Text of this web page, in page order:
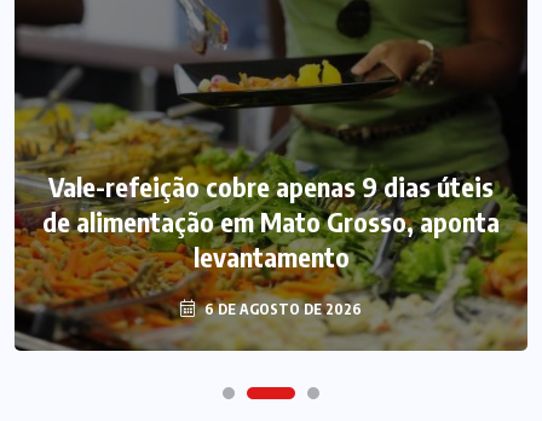
Vale-refeição cobre apenas 9 dias úteis
de alimentação em Mato Grosso, aponta
levantamento
6 DE AGOSTO DE 2026